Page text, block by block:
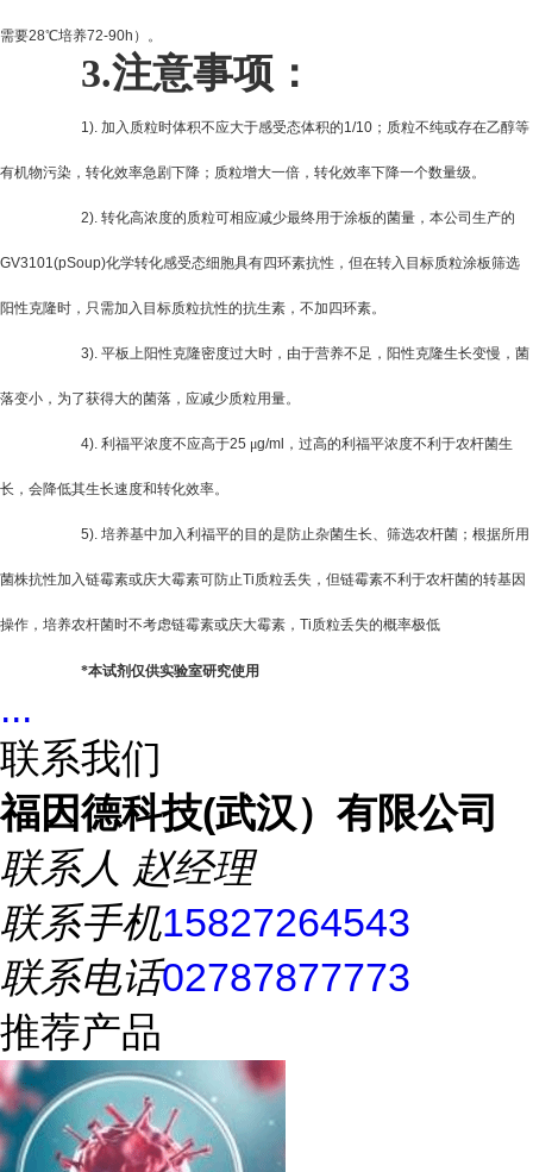
需要28℃培养72-90h ）。
3.注意事项：
1). 加入质粒时体积不应大于感受态体积的1/10；质粒不纯或存在乙醇等
有机物污染，转化效率急剧下降；质粒增大一倍，转化效率下降一个数量级。
2). 转化高浓度的质粒可相应减少最终用于涂板的菌量，本公司生产的
GV3101(pSoup)化学转化感受态细胞具有四环素抗性，但在转入目标质粒涂板筛选
阳性克隆时，只需加入目标质粒抗性的抗生素，不加四环素。
3). 平板上阳性克隆密度过大时，由于营养不足，阳性克隆生长变慢，菌
落变小，为了获得大的菌落，应减少质粒用量。
4). 利福平浓度不应高于25 μg/ml ，过高的利福平浓度不利于农杆菌生
长，会降低其生长速度和转化效率。
5). 培养基中加入利福平的目的是防止杂菌生长、筛选农杆菌；根据所用
菌株抗性加入链霉素或庆大霉素可防止Ti质粒丢失，但链霉素不利于农杆菌的转基因
操作，培养农杆菌时不考虑链霉素或庆大霉素， Ti质粒丢失的概率极低
*本试剂仅供实验室研究使用
...
联系我们
福因德科技(武汉）有限公司
联系人 赵经理
联系手机15827264543
联系电话02787877773
推荐产品